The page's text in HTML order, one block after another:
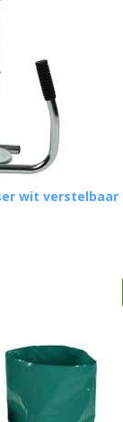
wit verstelbaar